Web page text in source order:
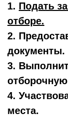
1. Подать
отборе.
2.
документы.
3.
отборочную
4.
места.